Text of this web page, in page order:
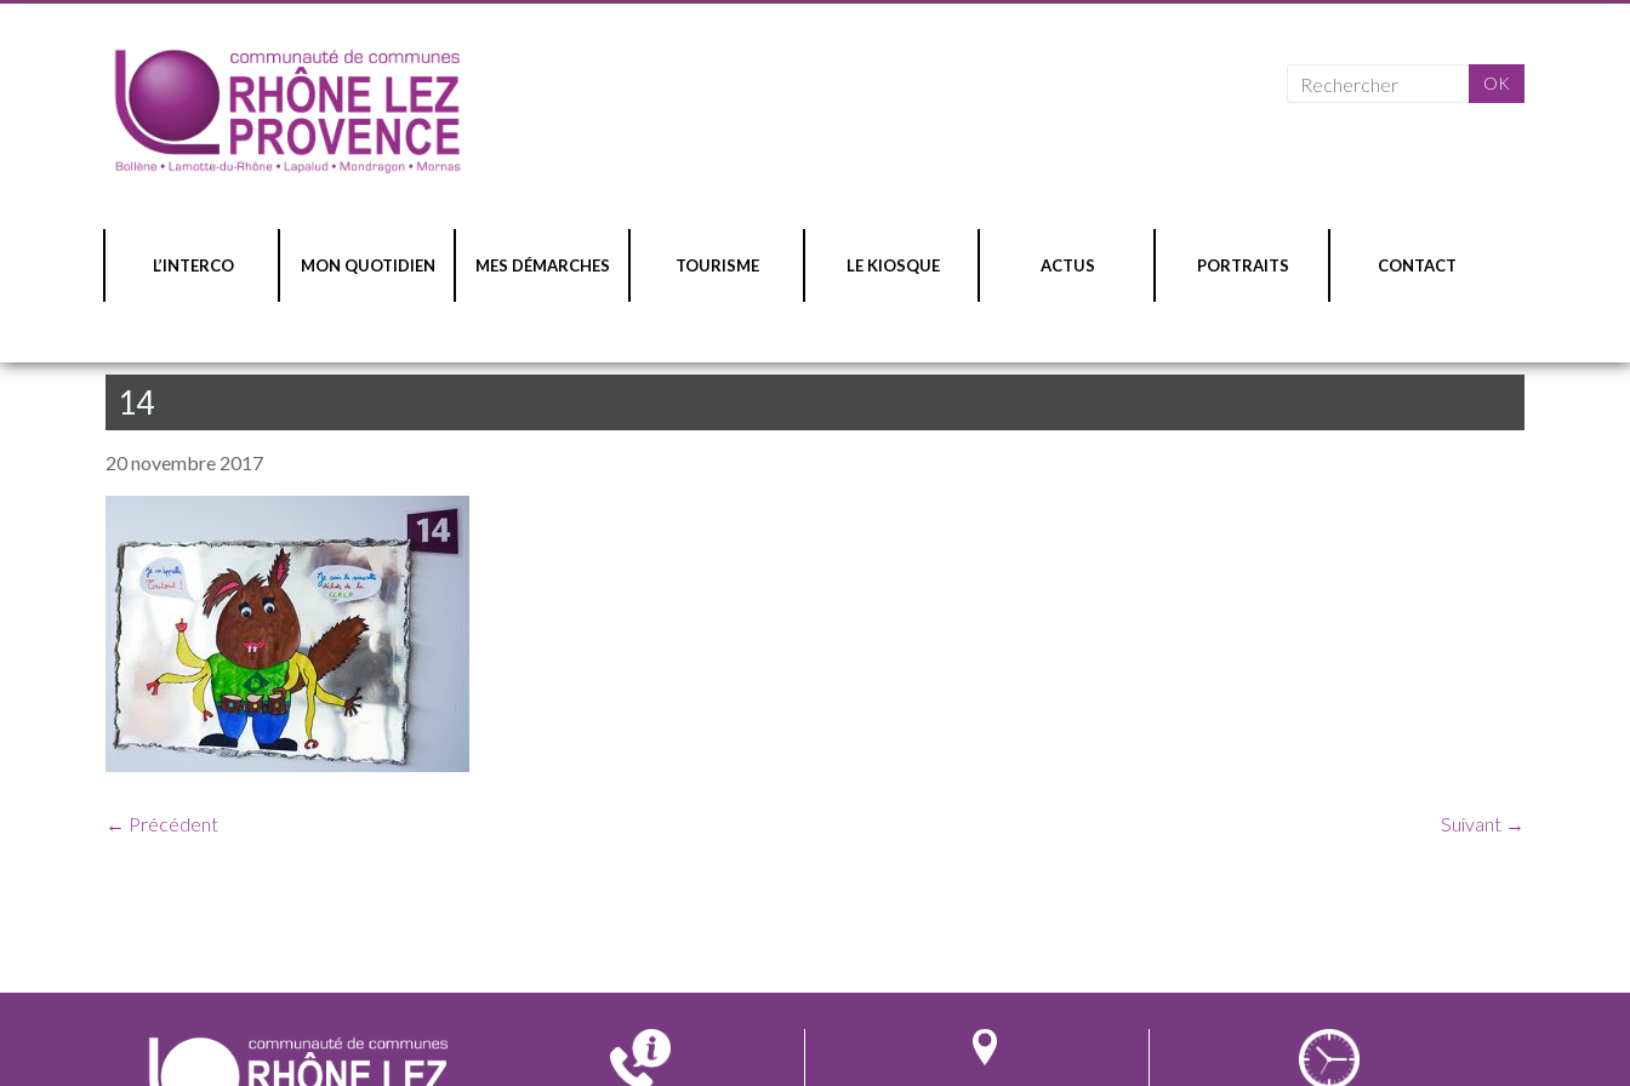
L’INTERCO MON QUOTIDIEN MES DÉMARCHES TOURISME LE KIOSQUE ACTUS PORTRAITS CONTACT
14
20 novembre 2017
← Précédent Suivant →